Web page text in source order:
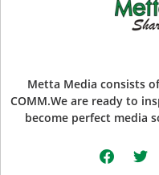
Metta Media consists
COMM.We are ready to
become perfect media
facebooktwitter